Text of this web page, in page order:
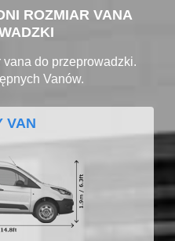
ROZMIAR VANA
do przeprowadzki.
Vanów.
VAN